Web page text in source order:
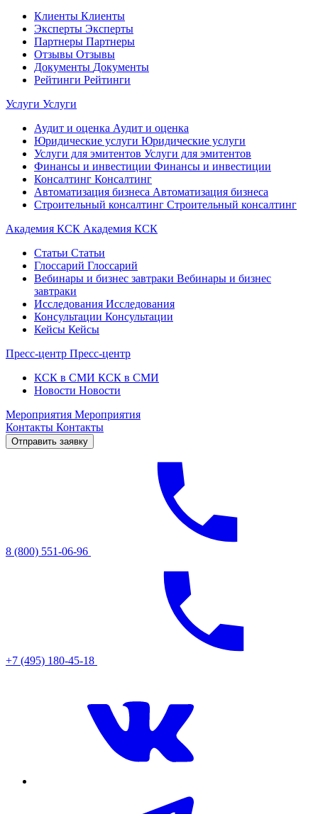
Клиенты Клиенты
Эксперты Эксперты
Партнеры Партнеры
Отзывы Отзывы
Документы Документы
Рейтинги Рейтинги
Услуги Услуги
Аудит и оценка Аудит и оценка
Юридические услуги Юридические услуги
Услуги для эмитентов Услуги для эмитентов
Финансы и инвестиции Финансы и инвестиции
Консалтинг Консалтинг
Автоматизация бизнеса Автоматизация бизнеса
Строительный консалтинг Строительный консалтинг
Академия КСК Академия КСК
Статьи Статьи
Глоссарий Глоссарий
Вебинары и бизнес завтраки Вебинары и бизнес
завтраки
Исследования Исследования
Консультации Консультации
Кейсы Кейсы
Пресс-центр Пресс-центр
КСК в СМИ КСК в СМИ
Новости Новости
Мероприятия Мероприятия
Контакты Контакты
Отправить заявку
8 (800) 551-06-96
+7 (495) 180-45-18